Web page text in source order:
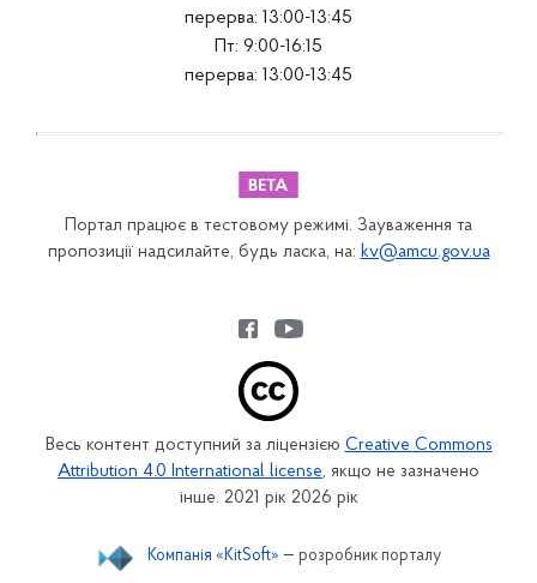
перерва: 13:00-13:45
Пт: 9:00-16:15
перерва: 13:00-13:45
Портал працює в тестовому режимі. Зауваження та
пропозиції надсилайте, будь ласка, на: kv@amcu.gov.ua
Весь контент доступний за ліцензією Creative Commons
Attribution 4.0 International license, якщо не зазначено
інше. 2021 рік 2026 рік
Компанія «KitSoft» — розробник порталу